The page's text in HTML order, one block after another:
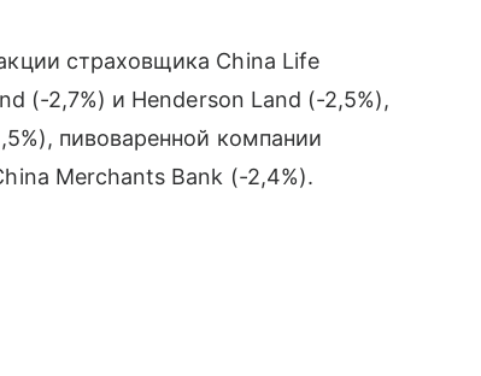
страховщика China Life
(-2,7%) и Henderson Land (-2,5%),
пивоваренной компании
Merchants Bank (-2,4%).